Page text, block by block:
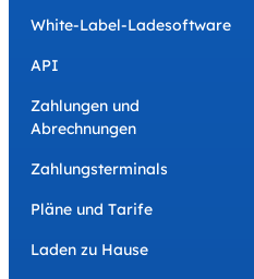
White-Label-Ladesoftware
API
Zahlungen und
Abrechnungen
Zahlungsterminals
Pläne und Tarife
Laden zu Hause